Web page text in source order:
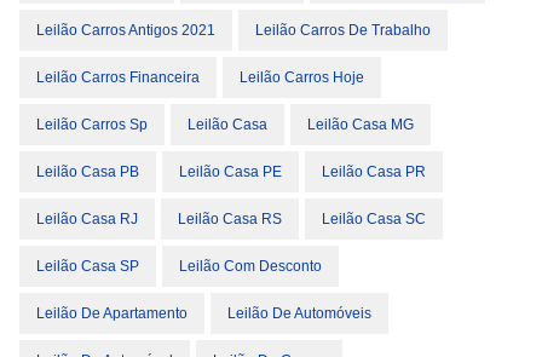
Leilão Carros Antigos 2021 Leilão Carros De Trabalho
Leilão Carros Financeira Leilão Carros Hoje
Leilão Carros Sp Leilão Casa Leilão Casa MG
Leilão Casa PB Leilão Casa PE Leilão Casa PR
Leilão Casa RJ Leilão Casa RS Leilão Casa SC
Leilão Casa SP Leilão Com Desconto
Leilão De Apartamento Leilão De Automóveis